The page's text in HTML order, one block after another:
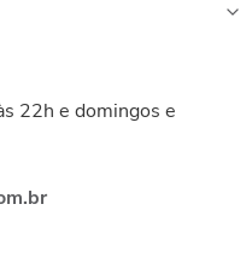
22h e domingos e